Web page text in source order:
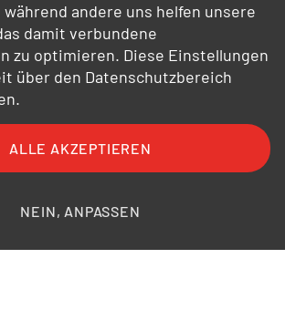
AEB Datenschutz Impressum
andere uns helfen unsere
damit verbundene
zu optimieren. Diese Einstellungen
über den Datenschutzbereich
ALLE AKZEPTIEREN
NEIN, ANPASSEN